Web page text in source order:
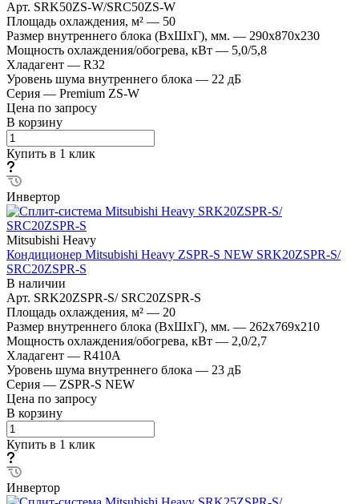
Арт. SRK50ZS-W/SRC50ZS-W
Площадь охлаждения, м² — 50
Размер внутреннего блока (ВхШхГ), мм. — 290х870х230
Мощность охлаждения/обогрева, кВт — 5,0/5,8
Хладагент — R32
Уровень шума внутреннего блока — 22 дБ
Серия — Premium ZS-W
Цена по запросу
В корзину
Купить в 1 клик
Инвертор
Mitsubishi Heavy
Кондиционер Mitsubishi Heavy ZSPR-S NEW SRK20ZSPR-S/
SRC20ZSPR-S
В наличии
Арт. SRK20ZSPR-S/ SRC20ZSPR-S
Площадь охлаждения, м² — 20
Размер внутреннего блока (ВхШхГ), мм. — 262х769х210
Мощность охлаждения/обогрева, кВт — 2,0/2,7
Хладагент — R410A
Уровень шума внутреннего блока — 23 дБ
Серия — ZSPR-S NEW
Цена по запросу
В корзину
Купить в 1 клик
Инвертор